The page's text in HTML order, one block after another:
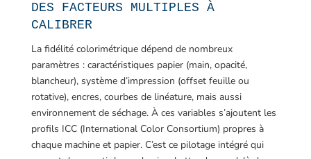
DES FACTEURS MULTIPLES À
CALIBRER
La fidélité colorimétrique dépend de nombreux
paramètres : caractéristiques papier (main, opacité,
blancheur), système d’impression (offset feuille ou
rotative), encres, courbes de linéature, mais aussi
environnement de séchage. À ces variables s’ajoutent les
profils ICC (International Color Consortium) propres à
chaque machine et papier. C’est ce pilotage intégré qui